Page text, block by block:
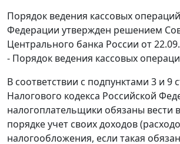
Порядок ведения кассовых
Федерации утвержден решением
Центрального банка России от
- Порядок ведения кассовых
В соответствии с подпунктами 3 и 9
Налогового кодекса Российской
налогоплательщики обязаны вести
порядке учет своих доходов
налогообложения, если такая